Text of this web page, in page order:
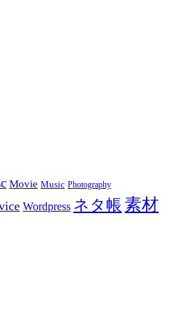
Movie Music Photography
Wordpress ネタ帳 素材